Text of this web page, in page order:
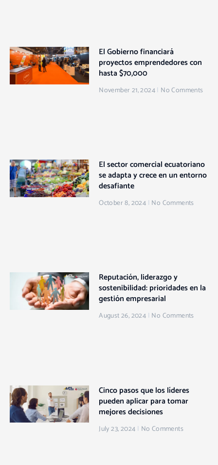
El Gobierno financiará
proyectos emprendedores con
hasta $70,000
November 21, 2024 No Comments
El sector comercial ecuatoriano
se adapta y crece en un entorno
desafiante
October 8, 2024 No Comments
Reputación, liderazgo y
sostenibilidad: prioridades en la
gestión empresarial
August 26, 2024 No Comments
Cinco pasos que los líderes
pueden aplicar para tomar
mejores decisiones
July 23, 2024 No Comments